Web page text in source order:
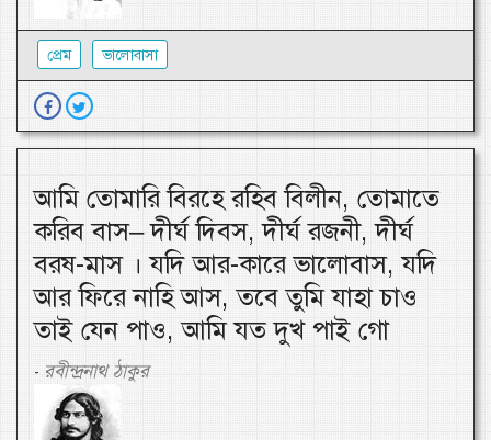
প্রেম ভালোবাসা
আমি তোমারি বিরহে রহিব বিলীন, তোমাতে
করিব বাস– দীর্ঘ দিবস, দীর্ঘ রজনী, দীর্ঘ
বরষ-মাস । যদি আর-কারে ভালোবাস, যদি
আর ফিরে নাহি আস, তবে তুমি যাহা চাও
তাই যেন পাও, আমি যত দুখ পাই গো
- রবীন্দ্রনাথ ঠাকুর